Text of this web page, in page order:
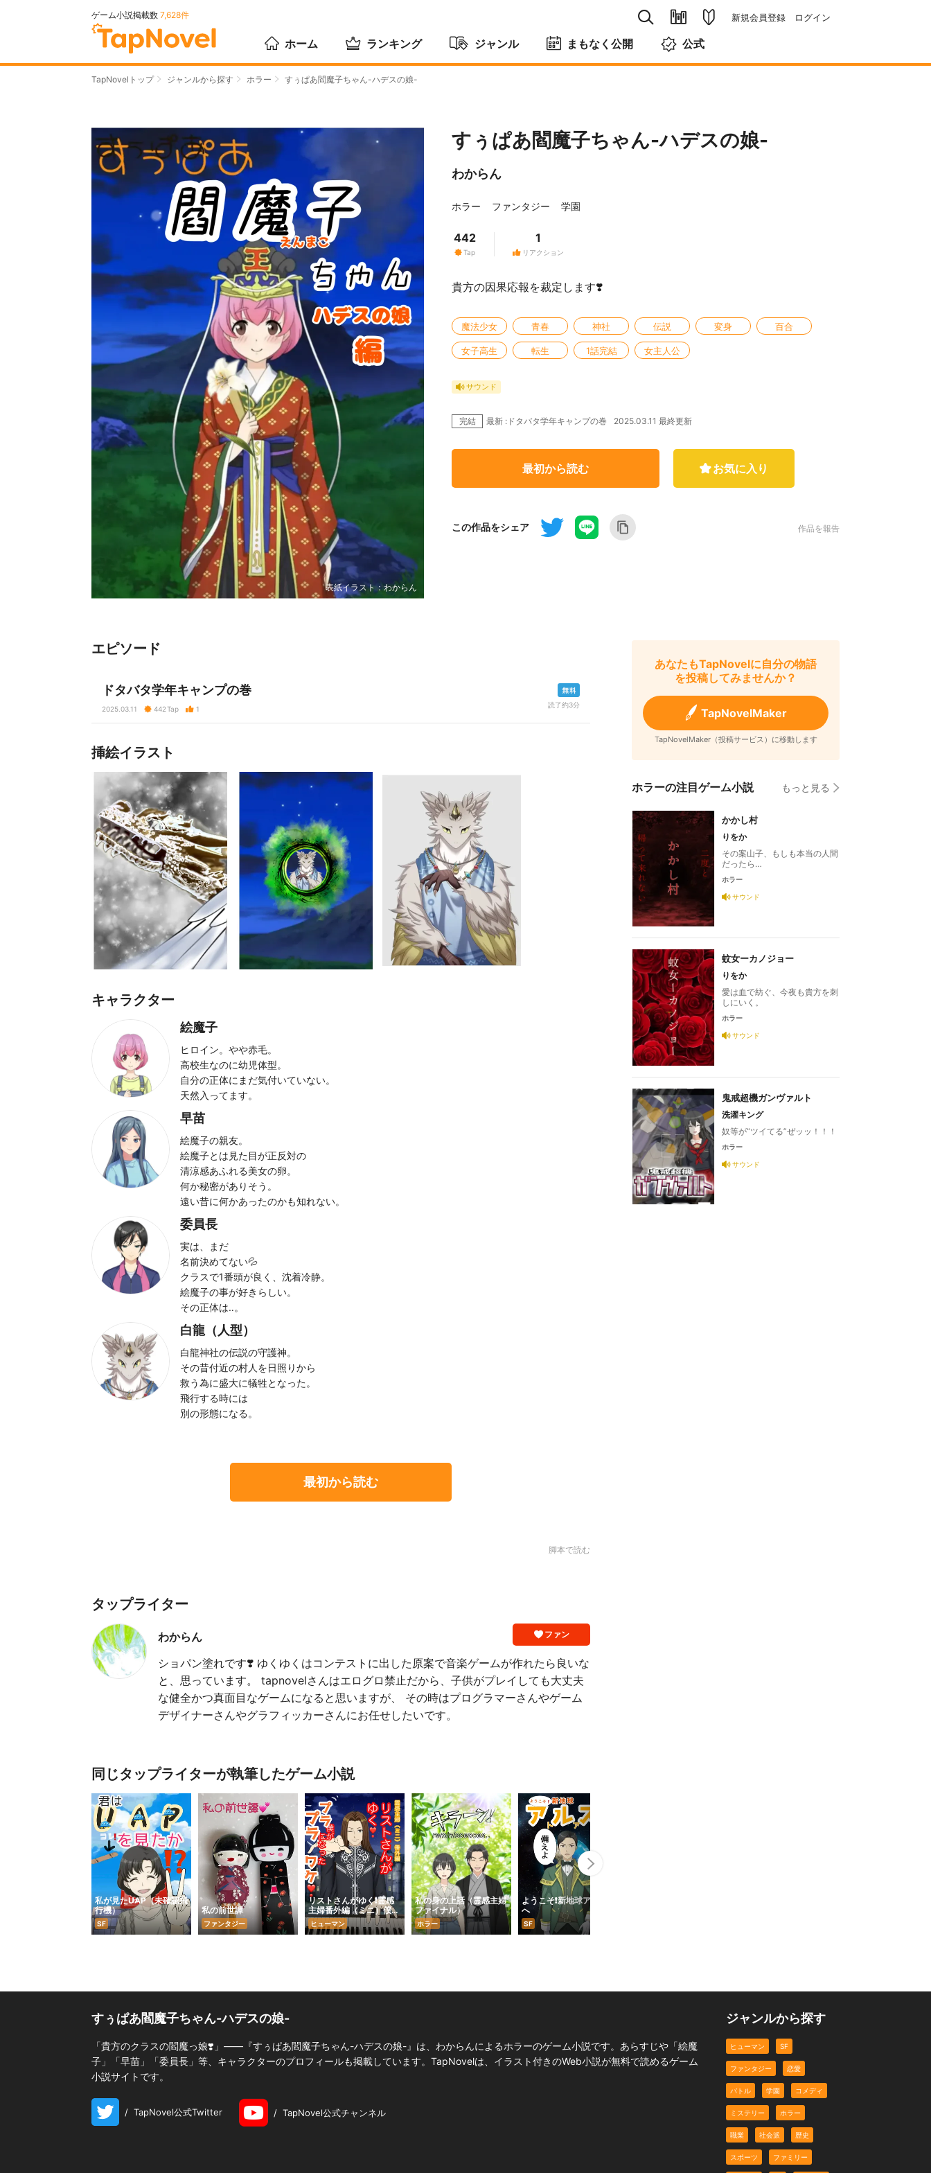
ゲーム小説掲載数 7,628件 新規会員登録 ログイン
ホーム ランキング ジャンル まもなく公開 公式
TapNovelトップ ジャンルから探す ホラー すぅぱあ閻魔子ちゃん-ハデスの娘-
表紙イラスト：わからん
すぅぱあ閻魔子ちゃん-ハデスの娘-
わからん
ホラー ファンタジー 学園
Tap
442
リアクション
1
貴方の因果応報を裁定します❣️
魔法少女 青春 神社 伝説 変身 百合
女子高生 転生 1話完結 女主人公
サウンド
完結 最新 :ドタバタ学年キャンプの巻 2025.03.11 最終更新
最初から読む お気に入り
この作品をシェア 作品を報告
エピソード
ドタバタ学年キャンプの巻
2025.03.11 442Tap 1
読了約3分
挿絵イラスト
キャラクター
絵魔子
ヒロイン。やや赤毛。
高校生なのに幼児体型。
自分の正体にまだ気付いていない。
天然入ってます。
早苗
絵魔子の親友。
絵魔子とは見た目が正反対の
清涼感あふれる美女の卵。
何か秘密がありそう。
遠い昔に何かあったのかも知れない。
委員長
実は、まだ
名前決めてない💦
クラスで1番頭が良く、沈着冷静。
絵魔子の事が好きらしい。
その正体は‥。
白龍（人型）
白龍神社の伝説の守護神。
その昔付近の村人を日照りから
救う為に盛大に犠牲となった。
飛行する時には
別の形態になる。
最初から読む
脚本で読む
タップライター
ファン
わからん
ショパン塗れです❣️ ゆくゆくはコンテストに出した原案で音楽ゲームが作れたら良いな
と、思っています。 tapnovelさんはエログロ禁止だから、子供がプレイしても大丈夫
な健全かつ真面目なゲームになると思いますが、 その時はプログラマーさんやゲーム
デザイナーさんやグラフィッカーさんにお任せしたいです。
同じタップライターが執筆したゲーム小説
私が見たUAP（未確認飛
行機）
SF
私の前世譚
ファンタジー
リストさんがゆく❗️霊感
主婦番外編（ミニ）僕が
プラプラになったワケ
ヒューマン
私の身の上話（霊感主婦
ファイナル）
ホラー
ようこそ❗️新地球アルス
へ
SF
あなたもTapNovelに自分の物語
を投稿してみませんか？
TapNovelMaker
TapNovelMaker（投稿サービス）に移動します
ホラーの注目ゲーム小説 もっと見る
かかし村
りをか
その案山子、もしも本当の人間
だったら…
ホラー
サウンド
蚊女ーカノジョー
りをか
愛は血で紡ぐ、今夜も貴方を刺
しにいく。
ホラー
サウンド
鬼戒超機ガンヴァルト
洗濯キング
奴等が“ツイてる”ぜッッ！！！
ホラー
サウンド
すぅぱあ閻魔子ちゃん-ハデスの娘-
「貴方のクラスの閻魔っ娘❣️」――『すぅぱあ閻魔子ちゃん-ハデスの娘-』は、わからんによるホラーのゲーム小説です。あらすじや「絵魔
子」「早苗」「委員長」等、キャラクターのプロフィールも掲載しています。TapNovelは、イラスト付きのWeb小説が無料で読めるゲーム
小説サイトです。
/ TapNovel公式Twitter / TapNovel公式チャンネル
ジャンルから探す
ヒューマン SF
ファンタジー 恋愛
バトル 学園 コメディ
ミステリー ホラー
職業 社会派 歴史
スポーツ ファミリー